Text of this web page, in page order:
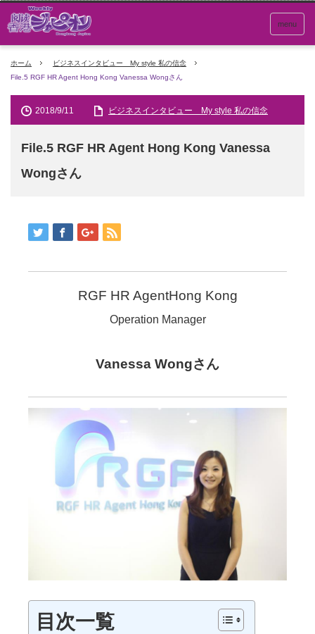
menu
ホーム
ビジネスインタビュー My style 私の信念
File.5 RGF HR Agent Hong Kong Vanessa Wongさん
2018/9/11 ビジネスインタビュー My style 私の信念
File.5 RGF HR Agent Hong Kong Vanessa
Wongさん
RGF HR AgentHong Kong
Operation Manager
Vanessa Wongさん
目次一覧